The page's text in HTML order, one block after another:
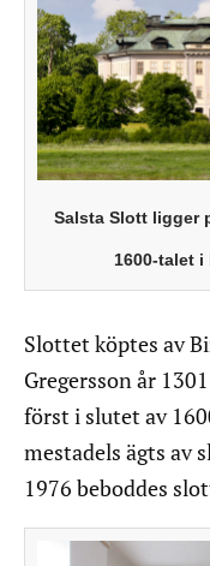
Salsta Slott ligger
1600-talet
Slottet köptes av
Gregersson år
först i slutet av
mestadels ägts av
1976 beboddes